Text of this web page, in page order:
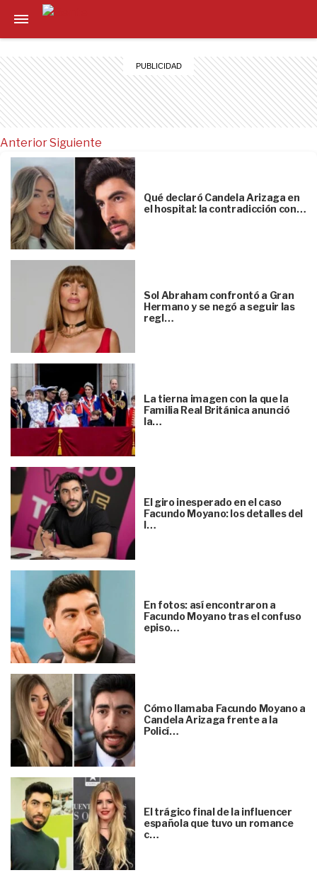
Anterior
Qué declaró Candela Arizaga en
el hospital: la contradicción con…
Sol Abraham confrontó a Gran
Hermano y se negó a seguir las
regl…
La tierna imagen con la que la
Familia Real Británica anunció
la…
El giro inesperado en el caso
Facundo Moyano: los detalles del
l…
En fotos: así encontraron a
Facundo Moyano tras el confuso
episo…
Cómo llamaba Facundo Moyano a
Candela Arizaga frente a la
Policí…
El trágico final de la influencer
española que tuvo un romance
c…
Siguiente